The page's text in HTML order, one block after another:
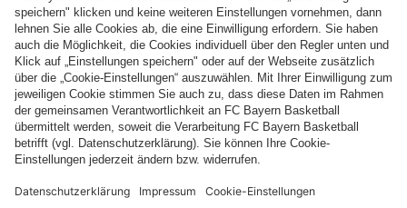
Top Kategorien
Hilfe & Services